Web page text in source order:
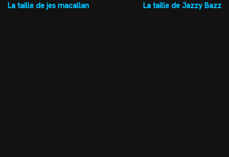
La taille de jes macallan La taille de Jazzy Bazz